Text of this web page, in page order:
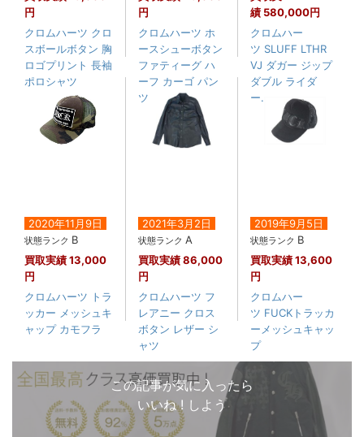
円
クロムハーツ クロ
スボールボタン 胸
ロゴプリント 長袖
ポロシャツ
円
クロムハーツ ホ
ースシューボタン
ファティーグ ハ
ーフ カーゴ パン
ツ
績 580,000円
クロムハー
ツ SLUFF LTHR
VJ ダガー ジップ
ダブル ライダ
ー....
2020年11月9日
状態ランク B
買取実績13,000
円
クロムハーツ トラ
ッカー メッシュキ
ャップ カモフラ
2021年3月2日
状態ランクA
買取実績86,000
円
クロムハーツ フ
レアニー クロス
ボタン レザー シ
ャツ
2019年9月5日
状態ランク B
買取実績13,600
円
クロムハー
ツ FUCKトラッカ
ーメッシュキャッ
プ
この記事が気に入ったら
いいね ! しよう